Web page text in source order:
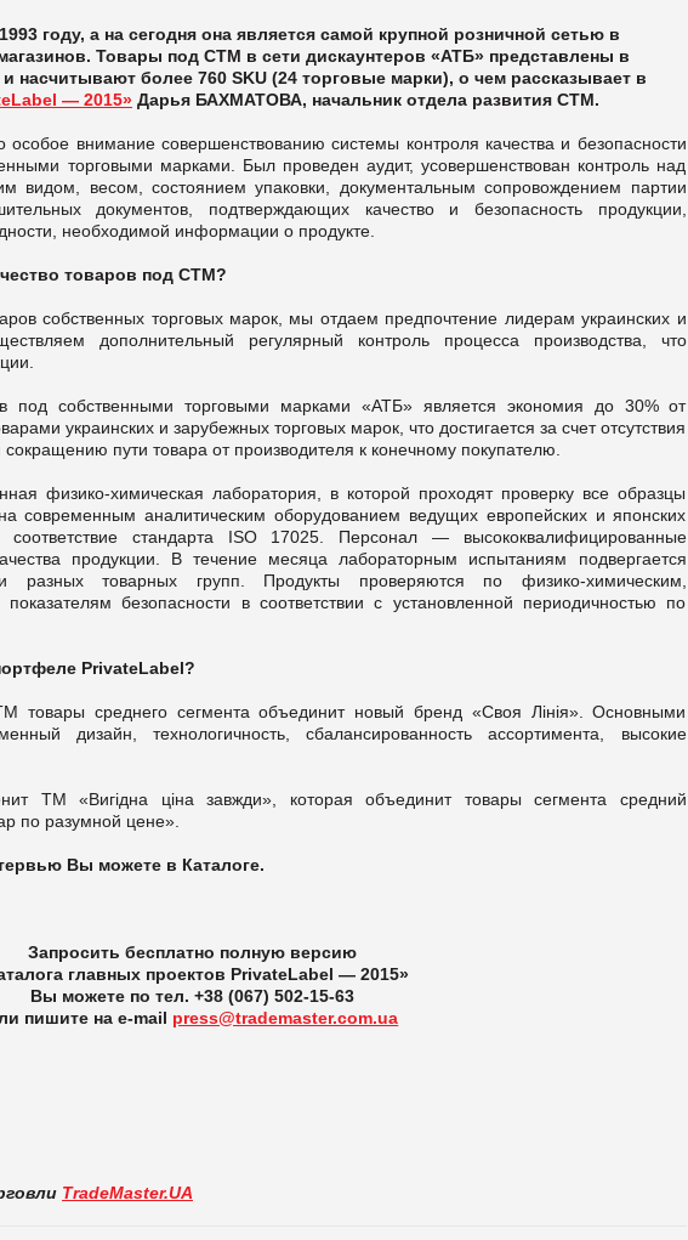
году, а на сегодня она является самой крупной розничной сетью в
Товары под СТМ в сети дискаунтеров «АТБ» представлены в
насчитывают более 760 SKU (24 торговые марки), о чем рассказывает в
— 2015» Дарья БАХМАТОВА, начальник отдела развития СТМ.
особое внимание совершенствованию системы контроля качества и безопасности
торговыми марками. Был проведен аудит, усовершенствован контроль над
видом, весом, состоянием упаковки, документальным сопровождением партии
документов, подтверждающих качество и безопасность продукции,
необходимой информации о продукте.
товаров под СТМ?
собственных торговых марок, мы отдаем предпочтение лидерам украинских и
дополнительный регулярный контроль процесса производства, что
под собственными торговыми марками «АТБ» является экономия до 30% от
украинских и зарубежных торговых марок, что достигается за счет отсутствия
пути товара от производителя к конечному покупателю.
физико-химическая лаборатория, в которой проходят проверку все образцы
современным аналитическим оборудованием ведущих европейских и японских
соответствие стандарта ISO 17025. Персонал —высококвалифицированные
продукции. В течение месяца лабораторным испытаниям подвергается
разных товарных групп. Продукты проверяются по физико-химическим,
безопасности в соответствии с установленной периодичностью по
PrivateLabel?
товары среднего сегмента объединит новый бренд «Своя Лінія». Основными
дизайн, технологичность, сбалансированность ассортимента, высокие
ТМ «Вигідна ціна завжди», которая объединит товары сегмента средний
по разумной цене».
Вы можете в Каталоге.
Запросить бесплатно полную версию
главных проектов PrivateLabel — 2015»
Вы можете по тел. +38 (067) 502-15-63
пишите на e-mail press@trademaster.com.ua
TradeMaster.UA